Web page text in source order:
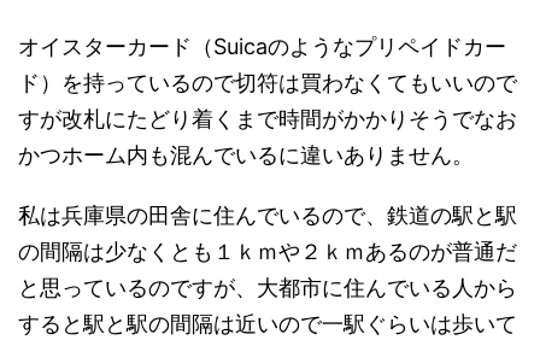
オイスターカード（Suicaのようなプリペイドカー
ド）を持っているので切符は買わなくてもいいので
すが改札にたどり着くまで時間がかかりそうでなお
かつホーム内も混んでいるに違いありません。
私は兵庫県の田舎に住んでいるので、鉄道の駅と駅
の間隔は少なくとも１ｋｍや２ｋｍあるのが普通だ
と思っているのですが、大都市に住んでいる人から
すると駅と駅の間隔は近いので一駅ぐらいは歩いて